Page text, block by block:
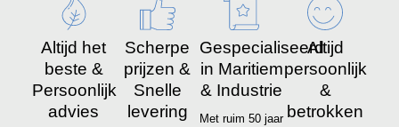
Altijd het
beste &
Persoonlijk
advies
Scherpe
prijzen &
Snelle
levering
Gespecialiseerd
in Maritiem
& Industrie
Met ruim 50 jaar
Altijd
persoonlijk
&
betrokken